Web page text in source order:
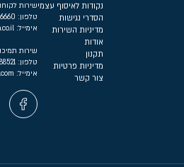
נקודות לאיסוף עצמי
הסדרי נגישות
מדיניות השירות
אודות
תקנון
מדיניות פרטיות
צור קשר
שירות
טלפון:
אימייל:
שירות
טלפון:
אימייל: